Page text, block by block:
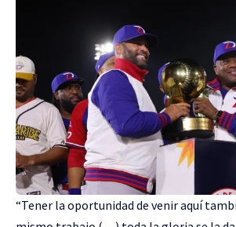
“Tener la oportunidad de venir aquí